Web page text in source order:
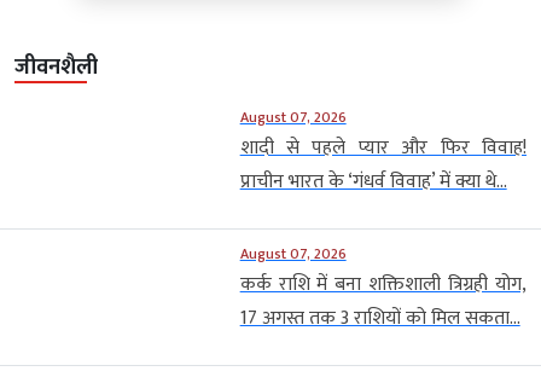
जीवनशैली
August 07, 2026
शादी से पहले प्यार और फिर विवाह!
प्राचीन भारत के ‘गंधर्व विवाह’ में क्या थे...
August 07, 2026
कर्क राशि में बना शक्तिशाली त्रिग्रही योग,
17 अगस्त तक 3 राशियों को मिल सकता...